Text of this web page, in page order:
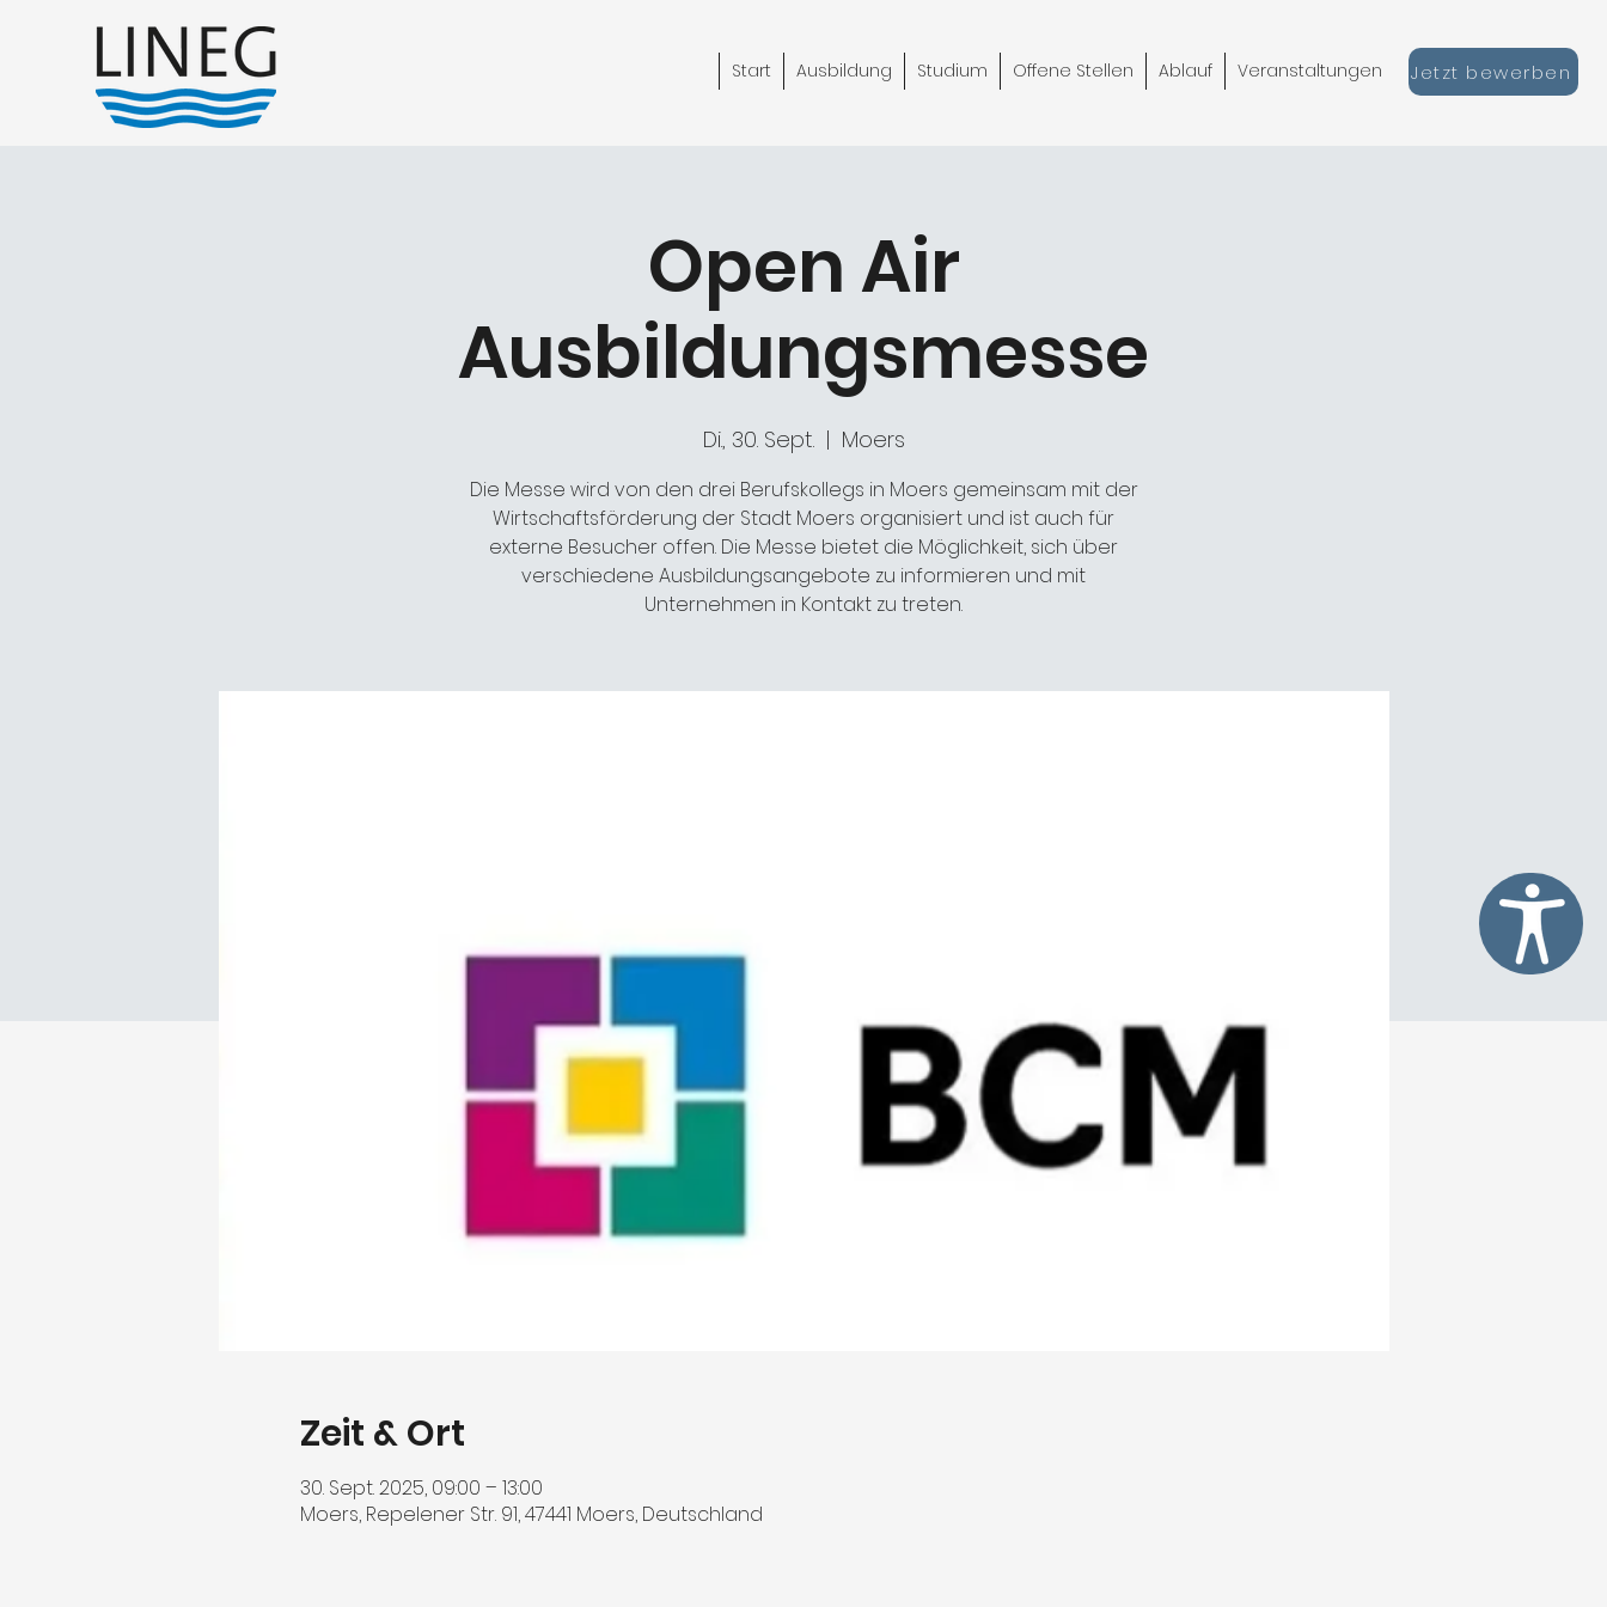
Start Ausbildung Studium Offene Stellen Ablauf Veranstaltungen Jetzt bewerben
Open Air
Ausbildungsmesse
Di., 30. Sept.
  |
Moers
Die Messe wird von den drei Berufskollegs in Moers gemeinsam mit der
Wirtschaftsförderung der Stadt Moers organisiert und ist auch für
externe Besucher offen. Die Messe bietet die Möglichkeit, sich über
verschiedene Ausbildungsangebote zu informieren und mit
Unternehmen in Kontakt zu treten.
Zeit & Ort
30. Sept. 2025, 09:00 – 13:00
Moers, Repelener Str. 91, 47441 Moers, Deutschland